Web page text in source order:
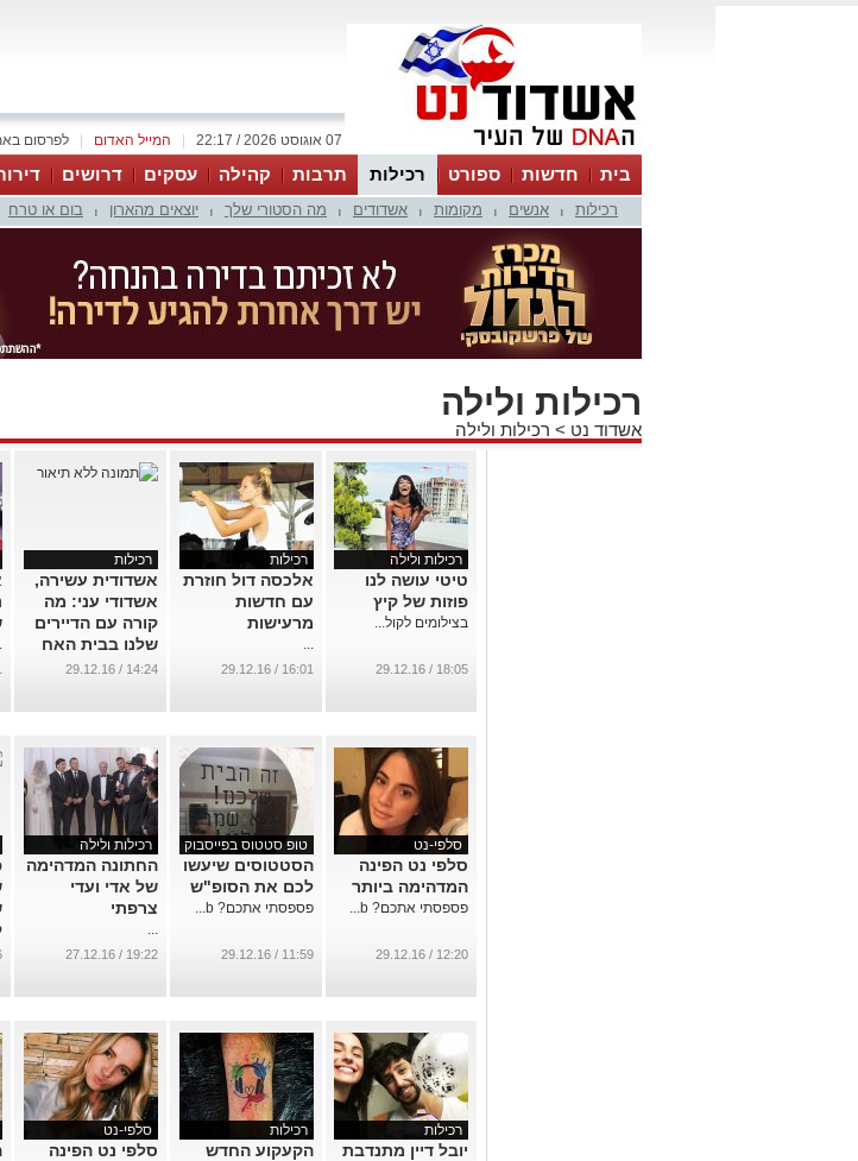
לפרסום המייל האדום 07 אוגוסט 2026 / 22:17
בית חדשות ספורט רכילות תרבות קהילה עסקים דרושים
רכילות אנשים מקומות אשדודים מה הסטורי שלך יוצאים מהארון בום או טרח
רכילות ולילה
אשדוד נט > רכילות ולילה
רכילות ולילה
טיטי עושה לנו
פוזות של קיץ
בצילומים לקול...
18:05 / 29.12.16
רכילות
אלכסה דול חוזרת
עם חדשות
מרעישות
...
16:01 / 29.12.16
רכילות
אשדודית עשירה,
אשדודי עני: מה
קורה עם הדיירים
שלנו בבית האח
הגדול?
14:24 / 29.12.16
סלפי-נט
סלפי נט הפינה
המדהימה ביותר
פספסתי אתכם? b...
12:20 / 29.12.16
טופ סטטוס בפייסבוק
הסטטוסים שיעשו
לכם את הסופ"ש
פספסתי אתכם? b...
11:59 / 29.12.16
רכילות ולילה
החתונה המדהימה
של אדי ועדי
צרפתי
...
19:22 / 27.12.16
רכילות
יובל דיין מתנדבת
רכילות
הקעקוע החדש
סלפי-נט
סלפי נט הפינה